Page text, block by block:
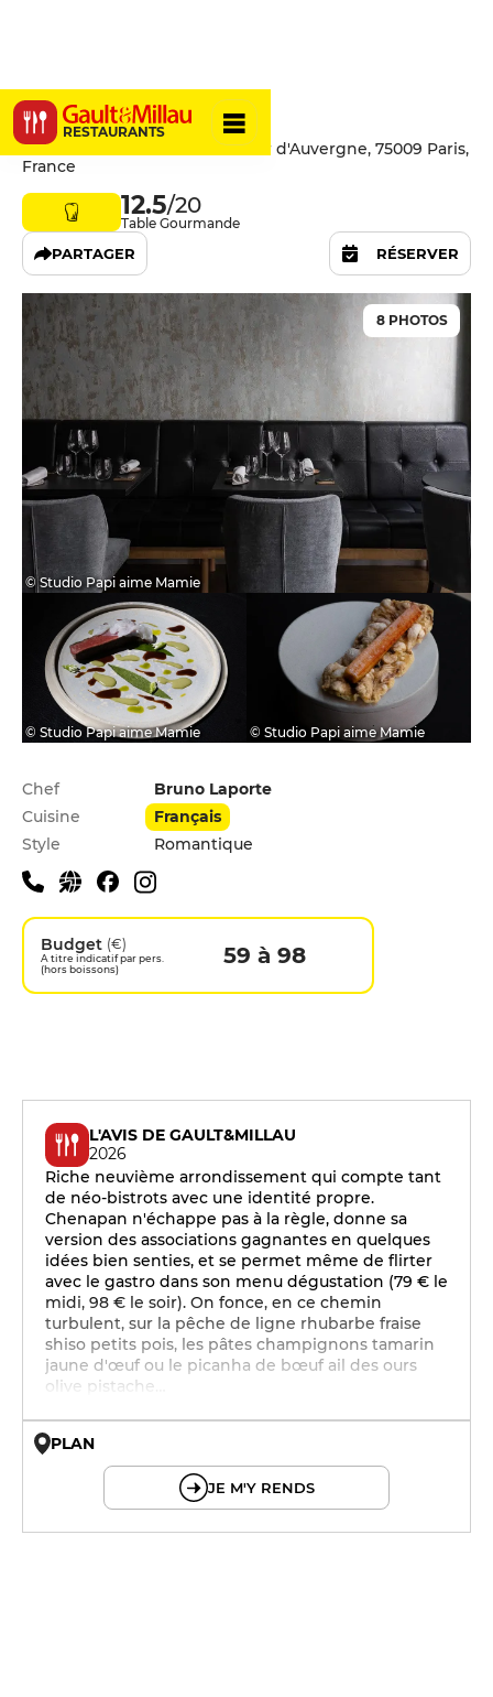
RESTAURANTS
Chenapan
28 Rue Louise-Émilie de La Tour d'Auvergne, 75009 Paris,
France
12.5/20
Table Gourmande
PARTAGER RÉSERVER
© Studio Papi aime Mamie
© Studio Papi aime Mamie © Studio Papi aime Mamie
8 PHOTOS
Infos pratiques
Chef
Bruno Laporte
Cuisine
Français
Style
Romantique
Budget (€)
A titre indicatif par pers.
(hors boissons)
59 à 98
L'AVIS DE GAULT&MILLAU
2026
Riche neuvième arrondissement qui compte tant
de néo-bistrots avec une identité propre.
Chenapan n'échappe pas à la règle, donne sa
version des associations gagnantes en quelques
idées bien senties, et se permet même de flirter
avec le gastro dans son menu dégustation (79 € le
midi, 98 € le soir). On fonce, en ce chemin
turbulent, sur la pêche de ligne rhubarbe fraise
shiso petits pois, les pâtes champignons tamarin
jaune d'œuf ou le picanha de bœuf ail des ours
olive pistache…
PLAN
JE M'Y RENDS